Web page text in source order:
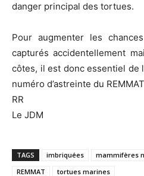
danger principal des tortues.
Pour augmenter les
capturés accidentellement
côtes, il est donc essentiel de
numéro d’astreinte du
RR
Le JDM
TAGS imbriquées mammifères
REMMAT
tortues marines